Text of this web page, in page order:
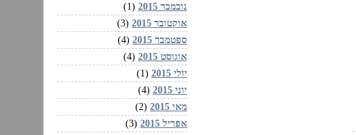
נובמבר 2015
(1)
אוקטובר 2015
(3)
ספטמבר 2015
(4)
אוגוסט 2015
(4)
יולי 2015
(1)
יוני 2015
(4)
מאי 2015
(2)
אפריל 2015
(3)